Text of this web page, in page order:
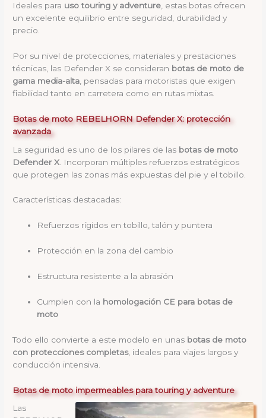
Ideales para uso touring y adventure, estas botas ofrecen
un excelente equilibrio entre seguridad, durabilidad y
precio.
Por su nivel de protecciones, materiales y prestaciones
técnicas, las Defender X se consideran botas de moto de
gama media-alta , pensadas para motoristas que exigen
fiabilidad tanto en carretera como en rutas mixtas.
Botas de moto REBELHORN Defender X: protección
avanzada
La seguridad es uno de los pilares de las botas de moto
Defender X . Incorporan múltiples refuerzos estratégicos
que protegen las zonas más expuestas del pie y el tobillo.
Características destacadas:
Refuerzos rígidos en tobillo, talón y puntera
Protección en la zona del cambio
Estructura resistente a la abrasión
Cumplen con la homologación CE para botas de
moto
Todo ello convierte a este modelo en unas botas de moto
con protecciones completas, ideales para viajes largos y
conducción intensiva.
Botas de moto impermeables para touring y adventure
Las